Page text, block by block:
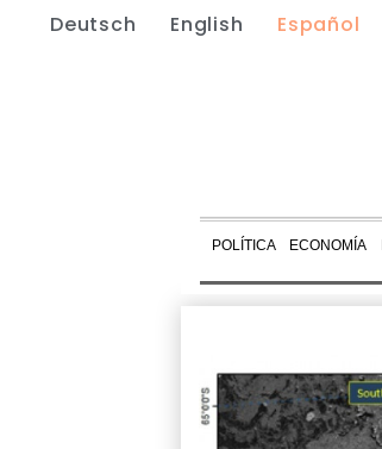
Deutsch English Español
POLÍTICA ECONOMÍA